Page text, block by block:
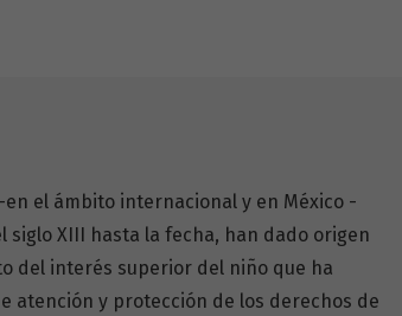
el ámbito internacional y en México -
siglo XIII hasta la fecha, han dado origen
del interés superior del niño que ha
atención y protección de los derechos de